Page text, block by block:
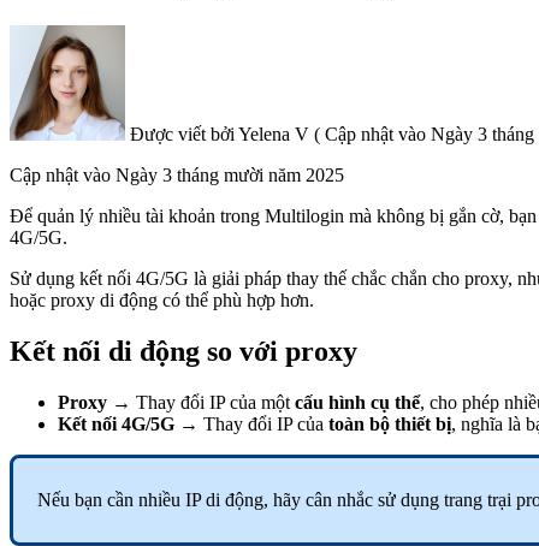
Được viết bởi Yelena V ( Cập nhật vào Ngày 3
Cập nhật vào Ngày 3 tháng mười năm 2025
Để quản lý nhiều tài khoản trong Multilogin mà không bị gắn cờ, bạn
4G/5G.
Sử dụng kết nối 4G/5G là giải pháp thay thế chắc chắn cho proxy,
hoặc proxy di động có thể phù hợp hơn.
Kết nối di động so với proxy
Proxy → Thay đổi IP của một cấu hình cụ thể, cho phép
Kết nối 4G/5G → Thay đổi IP của toàn bộ thiết bị, nghĩa là
Nếu bạn cần nhiều IP di động, hãy cân nhắc sử dụng trang trại